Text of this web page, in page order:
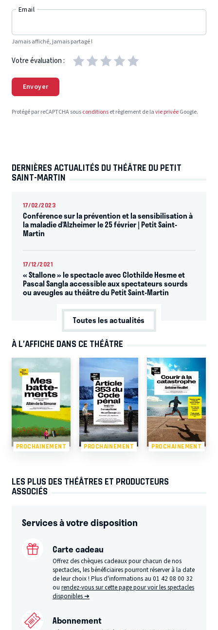
Email
Jamais affiché, jamais partagé !
Votre évaluation :
Envoyer
Protégé par reCAPTCHA sousconditionset règlement de lavie privéeGoogle.
DERNIÈRES ACTUALITÉS DU THÉÂTRE DU PETIT
SAINT-MARTIN
17/02/2023
Conférence sur la prévention et la sensibilisation à
la maladie d’Alzheimer le 25 février | Petit Saint-
Martin
17/12/2021
« Stallone » le spectacle avec Clothilde Hesme et
Pascal Sangla accessible aux spectateurs sourds
ou aveugles au théâtre du Petit Saint-Martin
Toutes les actualités
À L’AFFICHE DANS CE THÉÂTRE
PROCHAINEMENT PROCHAINEMENT PROCHAINEMENT
LES PLUS DES THÉÂTRES ET PRODUCTEURS
ASSOCIÉS
Services à votre disposition
Carte cadeau
Offrez des chèques cadeaux pour chacun de nos
spectacles, les bénéficiaires pourront réserver à la date
de leur choix ! Plus d'informations au 01 42 08 00 32
ourendez-vous sur cette page pour voir les spectacles
disponibles ➔
Abonnement